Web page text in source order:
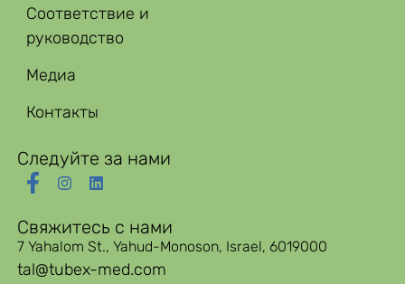
Соответствие и
руководство
Медиа
Контакты
Следуйте за нами
Свяжитесь с нами
7 Yahalom St., Yahud-Monoson, Israel, 6019000
tal@tubex-med.com